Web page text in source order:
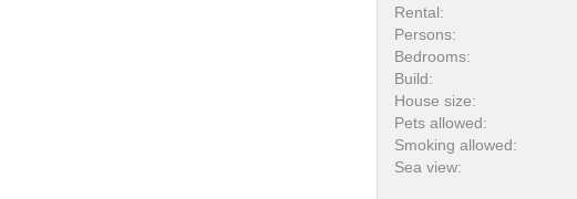
Rental:
Persons:
Bedrooms:
Build:
House size:
Pets allowed:
Smoking allowed:
Sea view: